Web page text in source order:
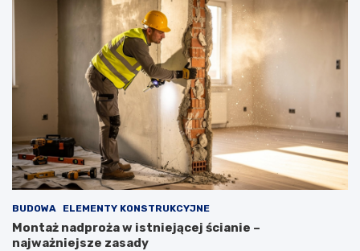
BUDOWA ELEMENTY KONSTRUKCYJNE
Montaż nadproża w istniejącej ścianie –
najważniejsze zasady